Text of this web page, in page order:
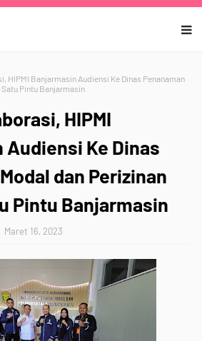
HIPMI Banjarmasin Audiensi Ke Dinas Penanaman
Pintu Banjarmasin
HIPMI
Ke Dinas
dan Perizinan
Pintu Banjarmasin
Maret 16, 2023